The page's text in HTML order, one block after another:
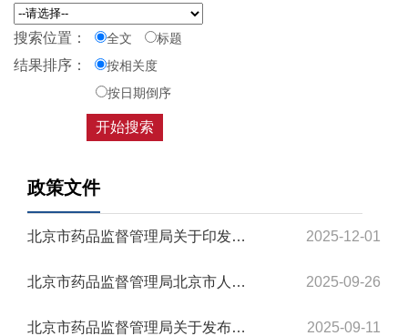
搜索位置： 全文 标题
结果排序：
按相关度
按日期倒序
政策文件
北京市药品监督管理局关于印发《北京市进口医疗器械境内代理人监督管理办法（试行）》... 2025-12-01
北京市药品监督管理局北京市人力资源和社会保障局关于印发《北京市执业药师继续教育实... 2025-09-26
北京市药品监督管理局关于发布《北京市中药配方颗粒标准（第七批）》的公告 2025-09-11